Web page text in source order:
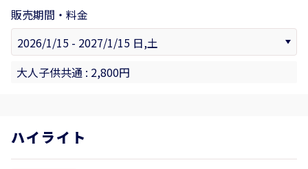
販売期間・料金
大人子供共通 : 2,800円
ハイライト